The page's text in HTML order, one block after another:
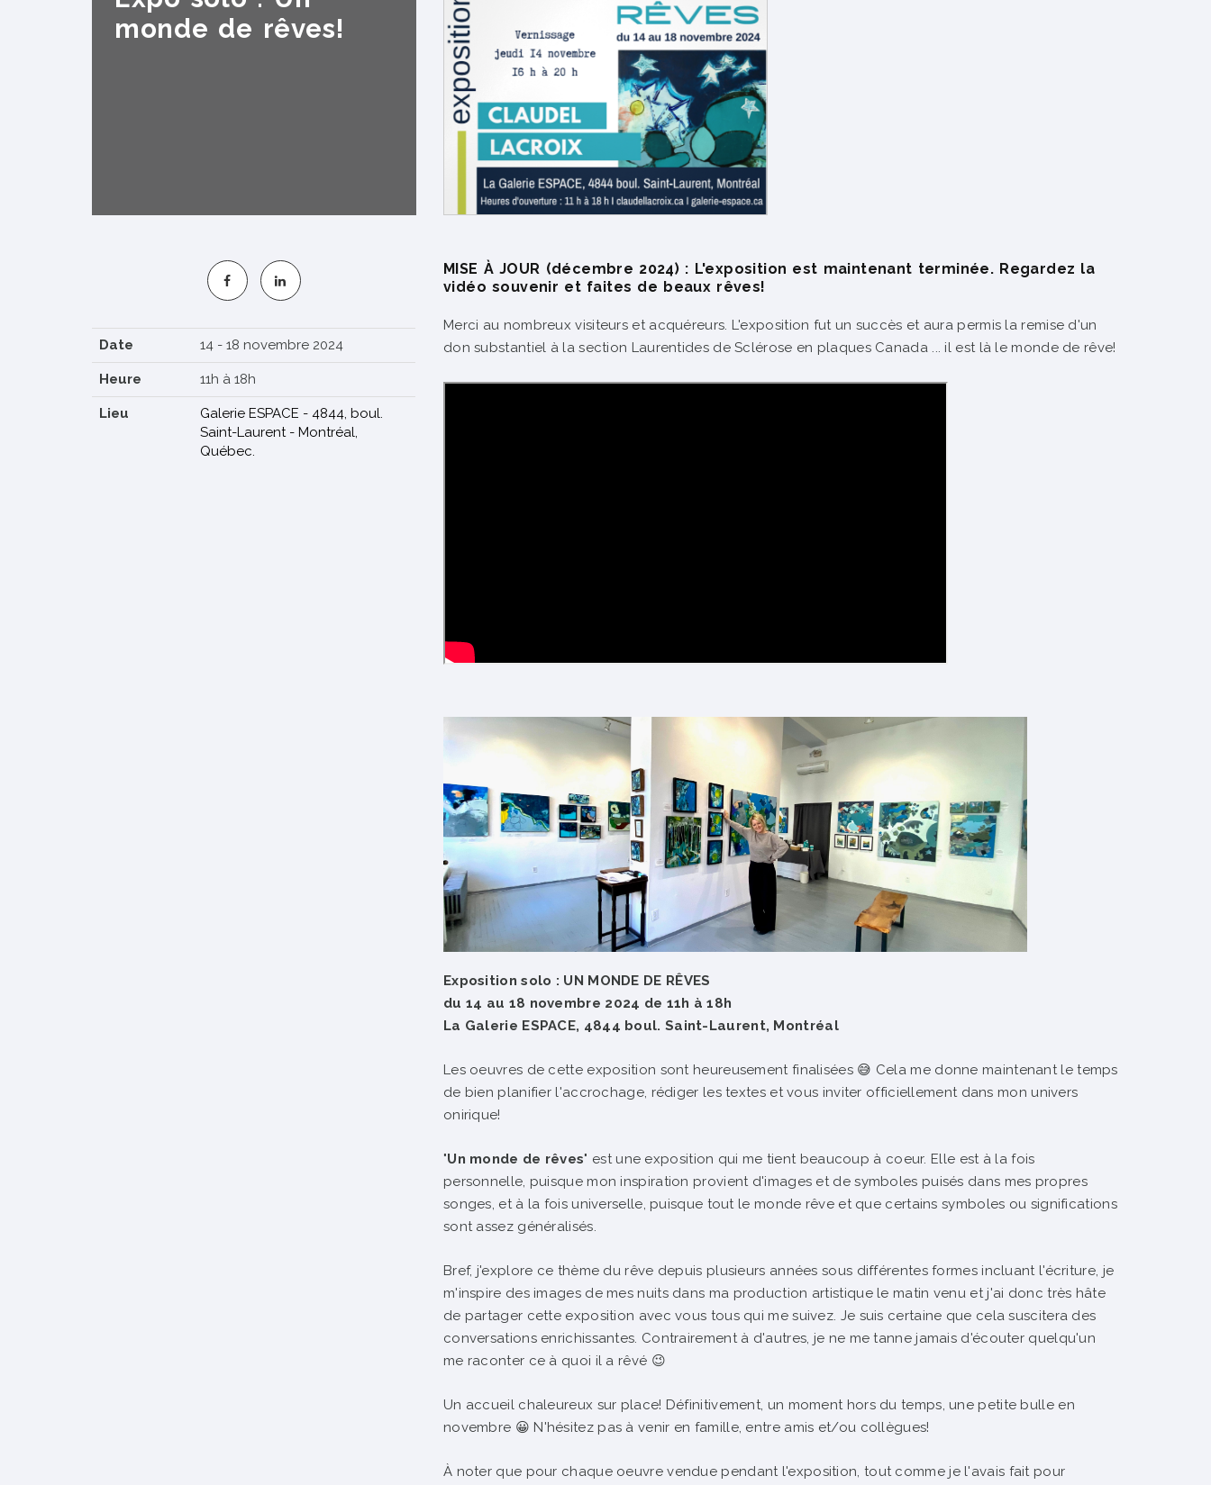
monde de rêves!
Date 14 - 18 novembre 2024
Heure 11h à 18h
Lieu
Galerie ESPACE - 4844, boul.
Saint-Laurent - Montréal,
Québec.
MISE À JOUR (décembre 2024) : L'exposition est maintenant terminée. Regardez la
vidéo souvenir et faites de beaux rêves!
Merci au nombreux visiteurs et acquéreurs. L'exposition fut un succès et aura permis la remise d'un
don substantiel à la section Laurentides de Sclérose en plaques Canada ... il est là le monde de rêve!
Exposition solo : UN MONDE DE RÊVES
du 14 au 18 novembre 2024 de 11h à 18h
La Galerie ESPACE, 4844 boul. Saint-Laurent, Montréal
Les oeuvres de cette exposition sont heureusement finalisées 😅 Cela me donne maintenant le temps
de bien planifier l'accrochage, rédiger les textes et vous inviter officiellement dans mon univers
onirique!
"Un monde de rêves" est une exposition qui me tient beaucoup à coeur. Elle est à la fois
personnelle, puisque mon inspiration provient d'images et de symboles puisés dans mes propres
songes, et à la fois universelle, puisque tout le monde rêve et que certains symboles ou significations
sont assez généralisés.
Bref, j'explore ce thème du rêve depuis plusieurs années sous différentes formes incluant l'écriture, je
m'inspire des images de mes nuits dans ma production artistique le matin venu et j'ai donc très hâte
de partager cette exposition avec vous tous qui me suivez. Je suis certaine que cela suscitera des
conversations enrichissantes. Contrairement à d'autres, je ne me tanne jamais d'écouter quelqu'un
me raconter ce à quoi il a rêvé 😉
Un accueil chaleureux sur place! Définitivement, un moment hors du temps, une petite bulle en
novembre 😀 N'hésitez pas à venir en famille, entre amis et/ou collègues!
À noter que pour chaque oeuvre vendue pendant l'exposition, tout comme je l'avais fait pour
S'INSCRIRE